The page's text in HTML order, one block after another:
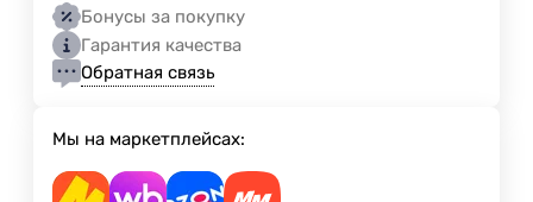
Бонусы за покупку
Гарантия качества
Обратная связь
Мы на маркетплейсах: